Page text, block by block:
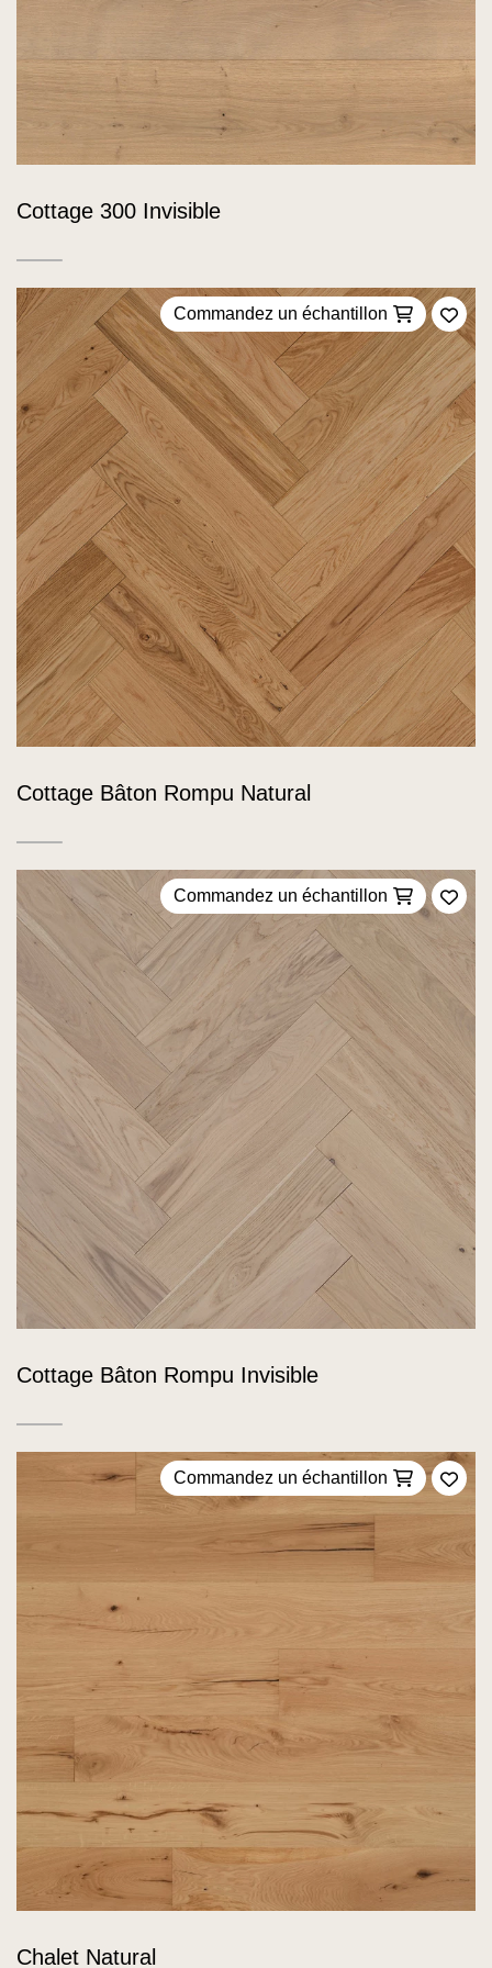
Cottage 300 Invisible
Commandez un échantillon
Cottage Bâton Rompu Natural
Commandez un échantillon
Cottage Bâton Rompu Invisible
Commandez un échantillon
Chalet Natural